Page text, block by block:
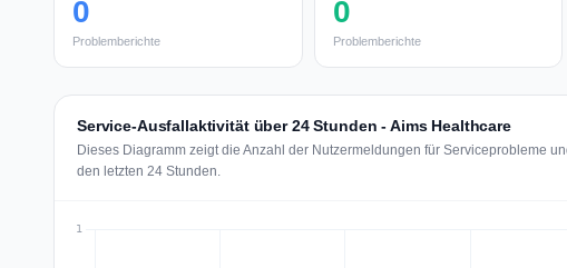
0
Problemberichte
0
Problemberichte
Service-Ausfallaktivität über 24 Stunden - Aims Healthcare
Dieses Diagramm zeigt die Anzahl der Nutzermeldungen für Serviceprobleme
den letzten 24 Stunden.